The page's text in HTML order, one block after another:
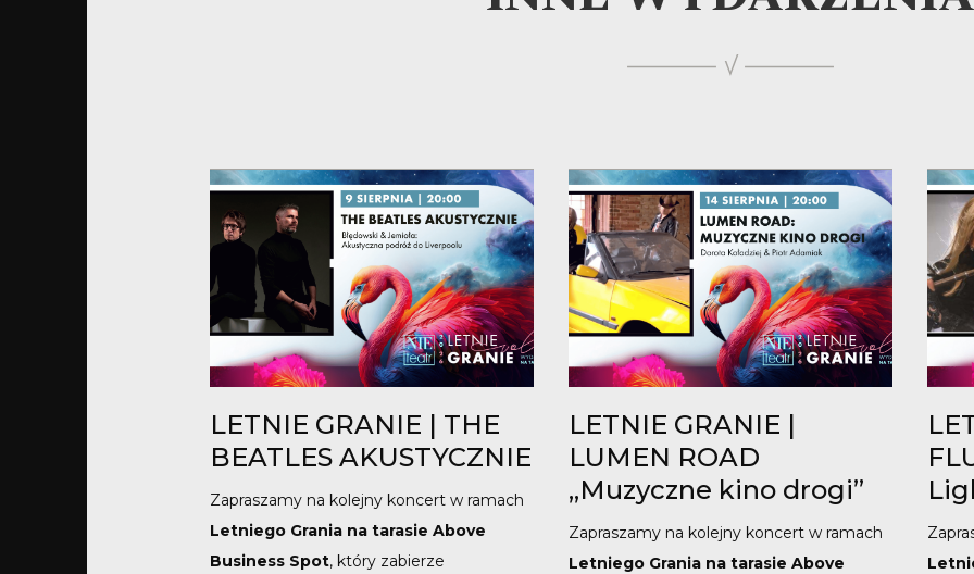
LETNIE GRANIE | THE
BEATLES AKUSTYCZNIE
Zapraszamy na kolejny koncert w ramach
Letniego Grania na tarasie Above
Business Spot, który zabierze
LETNIE GRANIE |
LUMEN ROAD
„Muzyczne kino drogi”
Zapraszamy na kolejny koncert w ramach
Letniego Grania na tarasie Above